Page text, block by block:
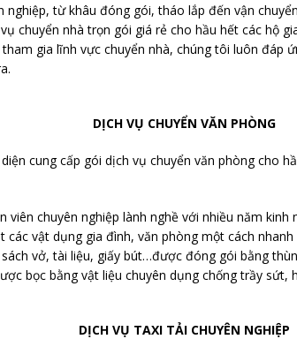
nghiệp, từ khâu đóng gói, tháo lắp đến vận
chuyển nhà trọn gói giá rẻ cho hầu hết các hộ
gia lĩnh vực chuyển nhà, chúng tôi luôn đáp
DỊCH VỤ CHUYỂN VĂN PHÒNG
cung cấp gói dịch vụ chuyển văn phòng cho
viên chuyên nghiệp lành nghề với nhiều năm kinh
các vật dụng gia đình, văn phòng một cách
vở, tài liệu, giấy bút…được đóng gói bằng
bọc bằng vật liệu chuyên dụng chống trầy sứt,
DỊCH VỤ TAXI TẢI CHUYÊN NGHIỆP